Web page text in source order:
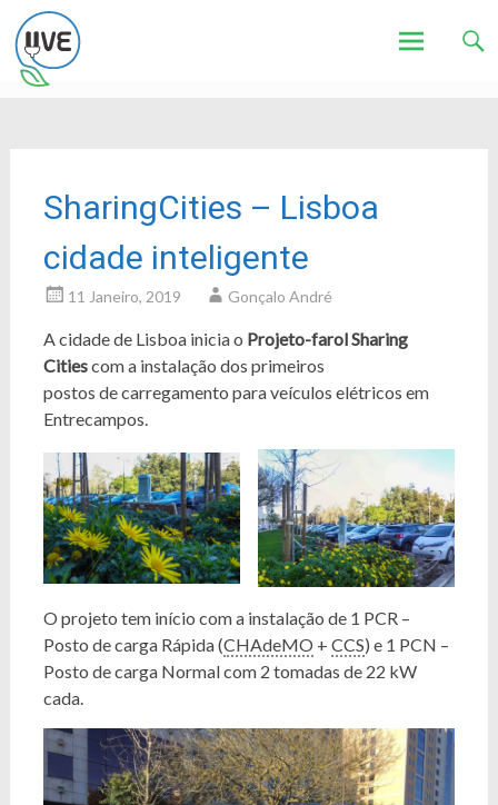
SharingCities – Lisboa
cidade inteligente
11 Janeiro, 2019 Gonçalo André
A cidade de Lisboa inicia o Projeto-farol Sharing
Citiescom a instalação dos primeiros
postos de carregamento para veículos elétricos em
Entrecampos.
O projeto tem início com a instalação de 1 PCR –
Posto de carga Rápida (CHAdeMO + CCS) e 1 PCN –
Posto de carga Normal com 2 tomadas de 22 kW
cada.